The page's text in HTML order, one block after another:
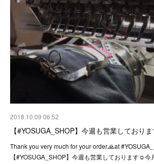
2018.10.09 06:52
【#YOSUGA_SHOP】今週も営業しており
Thank you very much for your order.🙏at
【#YOSUGA_SHOP】今週も営業しております☺︎